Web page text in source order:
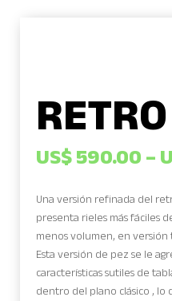
US$590.00 –
Una versión refinada del
presenta rieles más fáciles
menos volumen, en versión
Esta versión de pez se le
características sutiles de
dentro del plano clásico , lo